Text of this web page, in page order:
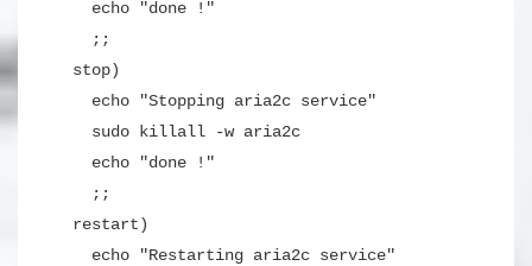
echo "done !"
;;
stop)
echo "Stopping aria2c service"
sudo killall -w aria2c
echo "done !"
;;
restart)
echo "Restarting aria2c service"